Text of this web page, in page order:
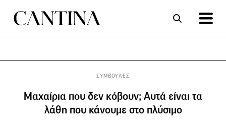
ΣΥΜΒΟΥΛΕΣ
Μαχαίρια που δεν κόβουν; Αυτά είναι τα
λάθη που κάνουμε στο πλύσιμο